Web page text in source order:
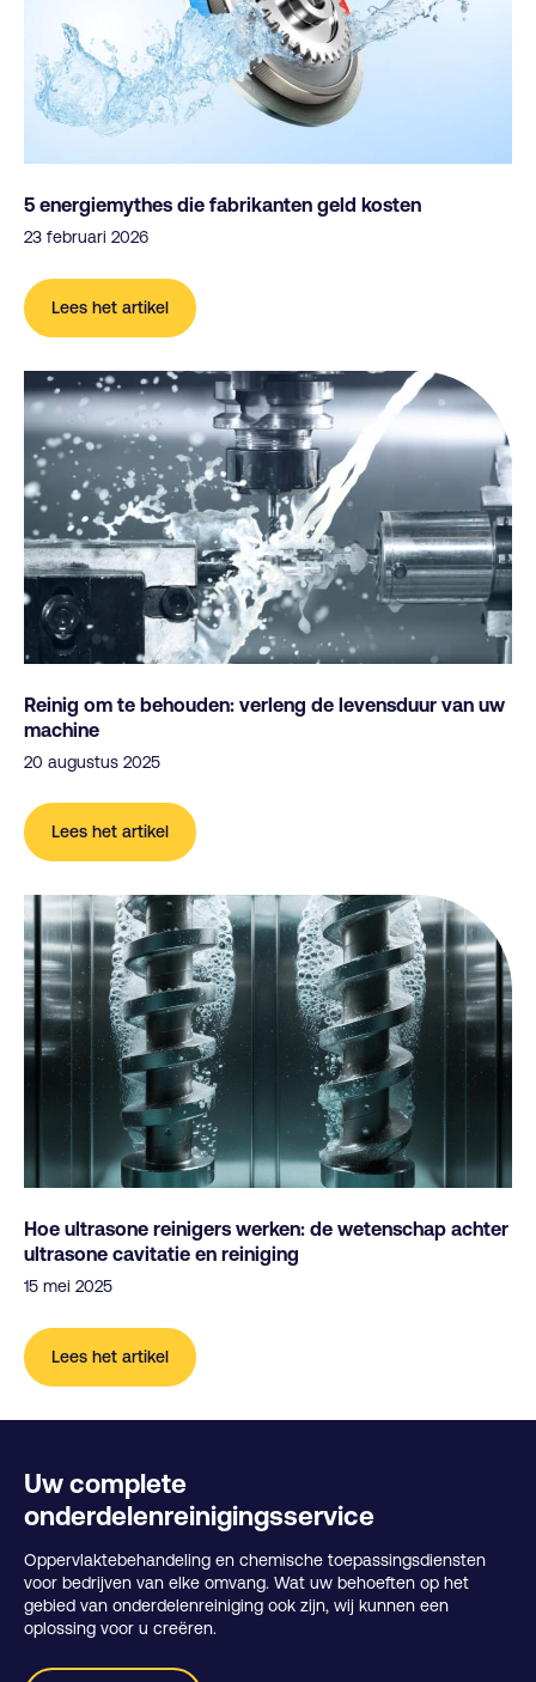
5 energiemythes die fabrikanten geld kosten
23 februari 2026
Lees het artikel
Reinig om te behouden: verleng de levensduur van uw
machine
20 augustus 2025
Lees het artikel
Hoe ultrasone reinigers werken: de wetenschap achter
ultrasone cavitatie en reiniging
15 mei 2025
Lees het artikel
Uw complete
onderdelenreinigingsservice
Oppervlaktebehandeling en chemische toepassingsdiensten
voor bedrijven van elke omvang. Wat uw behoeften op het
gebied van onderdelenreiniging ook zijn, wij kunnen een
oplossing voor u creëren.